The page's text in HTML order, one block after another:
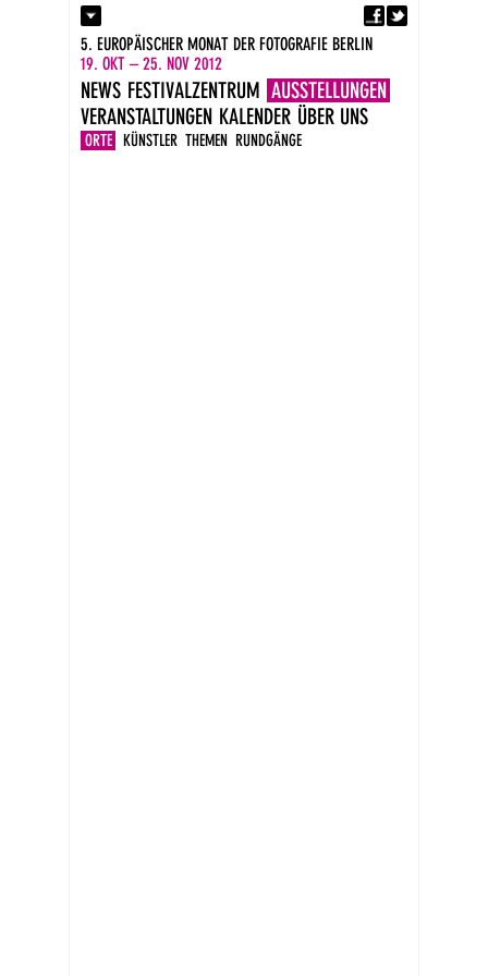
Kontakt
Presse
Impressum
DE
EN
5. EUROPÄISCHER MONAT DER FOTOGRAFIE BERLIN
19. OKT – 25. NOV 2012
NEWS FESTIVALZENTRUM AUSSTELLUNGEN
ORTE KÜNSTLER THEMEN RUNDGÄNGE
VERANSTALTUNGEN KALENDER ÜBER UNS